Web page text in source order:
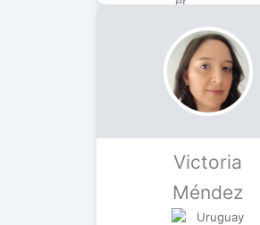
Victoria
Méndez
Uruguay